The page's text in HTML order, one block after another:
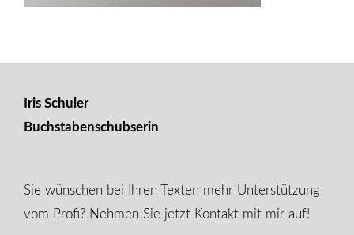
Iris Schuler
Buchstabenschubserin
Sie wünschen bei Ihren Texten mehr Unterstützung
vom Profi? Nehmen Sie jetzt Kontakt mit mir auf!